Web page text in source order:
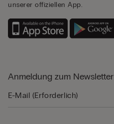
unserer offiziellen App.
Anmeldung zum Newsletter